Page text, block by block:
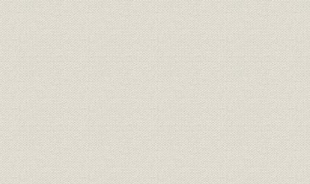
施設 遅遅台碑
市場;経営 釜山港鉄道線路図 明治38年頃
税関山領事館山附近平面図
釜山埋立略図
釜山桟橋船車連絡、釜山駅
釜山鉄道建設工区略図
経営;催し 京釜線測量隊の大邱出発